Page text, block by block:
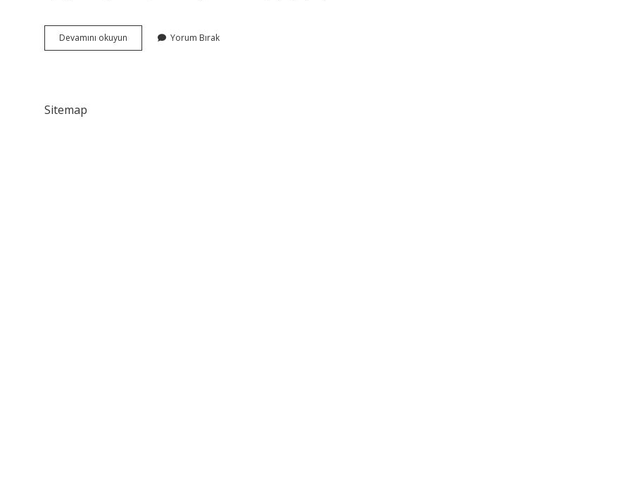
Devamını okuyun
Day
Yorum Bırak
Sitemap